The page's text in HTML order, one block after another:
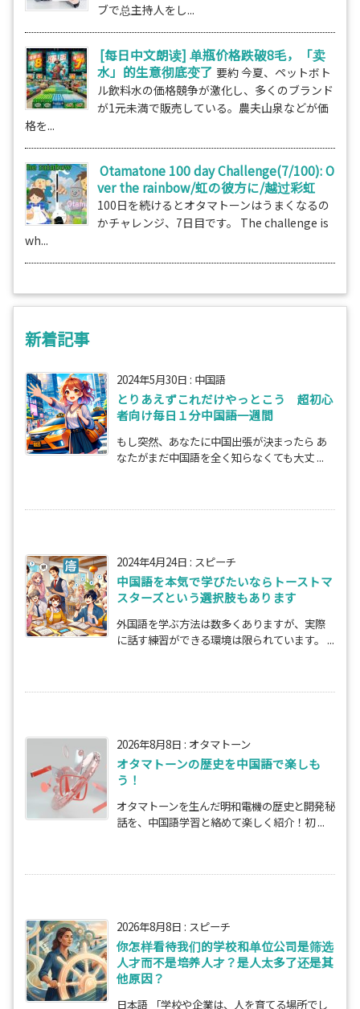
ブで总主持人をし...
[每日中文朗读] 单瓶价格跌破8毛，「卖
水」的生意彻底变了 要約 今夏、ペットボト
ル飲料水の価格競争が激化し、多くのブランド
が1元未満で販売している。農夫山泉などが価
格を...
Otamatone 100 day Challenge(7/100): O
ver the rainbow/虹の彼方に/越过彩虹
100日を続けるとオタマトーンはうまくなるの
かチャレンジ、7日目です。 The challenge is
wh...
新着記事
2024年5月30日 : 中国語
とりあえずこれだけやっとこう 超初心
者向け毎日１分中国語一週間
もし突然、あなたに中国出張が決まったら あ
なたがまだ中国語を全く知らなくても大丈 ...
2024年4月24日 : スピーチ
中国語を本気で学びたいならトーストマ
スターズという選択肢もあります
外国語を学ぶ方法は数多くありますが、実際
に話す練習ができる環境は限られています。 ...
2026年8月8日 : オタマトーン
オタマトーンの歴史を中国語で楽しも
う！
オタマトーンを生んだ明和電機の歴史と開発秘
話を、中国語学習と絡めて楽しく紹介！初 ...
2026年8月8日 : スピーチ
你怎样看待我们的学校和单位公司是筛选
人才而不是培养人才？是人太多了还是其
他原因？
日本語 「学校や企業は、人を育てる場所でし